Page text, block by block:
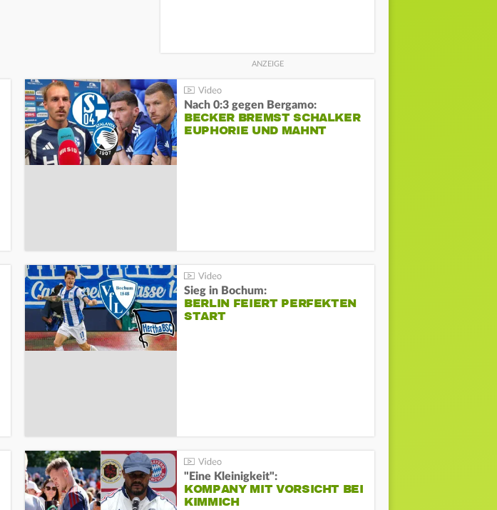
Nach 0:3 gegen Bergamo:
BECKER BREMST SCHALKER
EUPHORIE UND MAHNT
Sieg in Bochum:
BERLIN FEIERT PERFEKTEN
START
"Eine Kleinigkeit":
KOMPANY MIT VORSICHT BEI
KIMMICH